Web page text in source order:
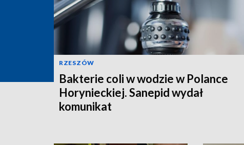
RZESZÓW
Bakterie coli w wodzie w Polance
Horynieckiej. Sanepid wydał
komunikat